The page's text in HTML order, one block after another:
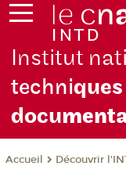
Institut
techni
docu
Accueil Découvrir